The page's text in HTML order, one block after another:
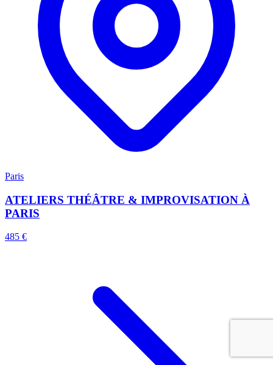
Paris
ATELIERS THÉÂTRE & IMPROVISATION À
PARIS
485 €